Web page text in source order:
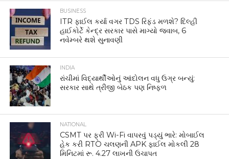
BUSINESS
ITR ફાઈલ કર્યા વગર TDS રિફંડ મળશે? દિલ્હી
હાઈકોર્ટે કેન્દ્ર સરકાર પાસે માગ્યો જવાબ, 6
નવેમ્બરે થશે સુનાવણી
INDIA
રાંચીમાં વિદ્યાર્થીઓનું આંદોલન વધુ ઉગ્ર બન્યું:
સરકાર સાથે ત્રીજી બેઠક પણ નિષ્ફળ
NATIONAL
CSMT પર ફ્રી Wi-Fi વાપરવું પડ્યું ભારે: મોબાઈલ
હેક કરી RTO ચલણની APK ફાઈલ મોકલી 28
મિનિટમાં રૂ. 4.27 લાખની ઉચાપત